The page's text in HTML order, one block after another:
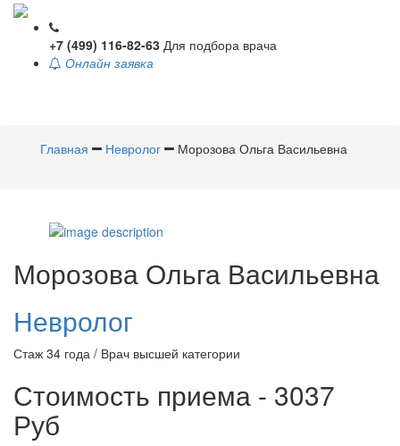
+7 (499) 116-82-63 Для подбора врача
Онлайн заявка
Главная
Невролог Морозова Ольга Васильевна
Морозова Ольга Васильевна
Невролог
Стаж 34 года / Врач высшей категории
Стоимость приема - 3037
Руб